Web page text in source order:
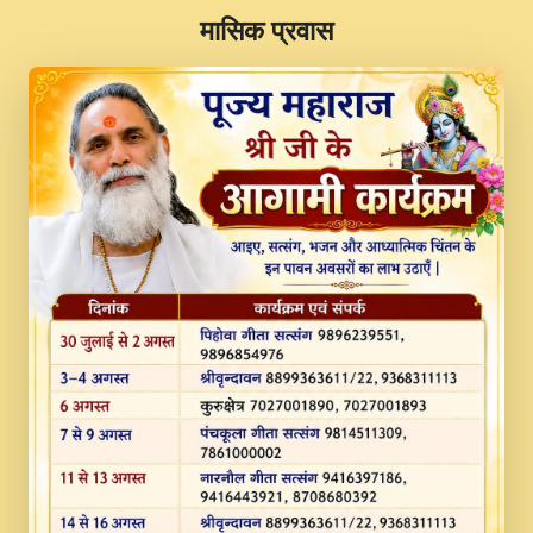
JINU SATGURU AAP BULAVE by Rasik
Pawan ji 20-11-19 Sankirtan At VEER JI
PRABHU KUTEER CHANNEL.mp3
Kina Sohna Tera Bhawan Sajaya Mata
Vaishno Devi Aarti Mata Rani Bhajan By
Lakhwinder Wadali Ji.mp3
MERE MANN VICH KANTH KALER
NEW PUNAJBI DEVOTIONAL SONG 2017
FULL VIDEO HD.mp3
Na To Roop Hai Bindu Ji Maharaj Pad - A
Divine Bhajan by Shri Indresh Ji
#BhaktiPath.mp3
Radha Rani Ki Kirpa Best Devotional
Song By Chitra Vichitra.mp3
​मासिक प्रवास